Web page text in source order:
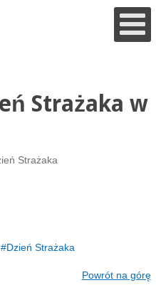
Strażaka w
Strażaka
Dzień Strażaka
Powrót na górę